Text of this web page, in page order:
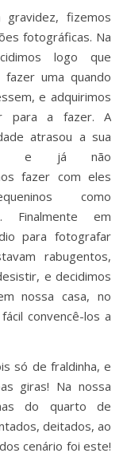
gravidez, fizemos
fotográficas. Na
logo que
fazer uma quando
e adquirimos
para a fazer. A
atrasou a sua
e já não
fazer com eles
como
Finalmente em
para fotografar
rabugentos,
e decidimos
nossa casa, no
convencê-los a
só de fraldinha, e
giras! Na nossa
do quarto de
deitados, ao
cenário foi este!